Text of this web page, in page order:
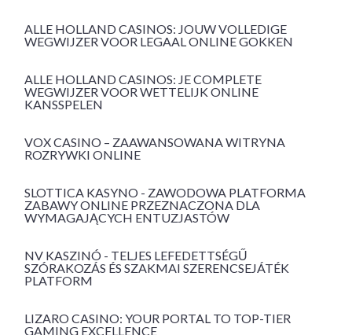
ALLE HOLLAND CASINOS: JOUW VOLLEDIGE
WEGWIJZER VOOR LEGAAL ONLINE GOKKEN
ALLE HOLLAND CASINOS: JE COMPLETE
WEGWIJZER VOOR WETTELIJK ONLINE
KANSSPELEN
VOX CASINO – ZAAWANSOWANA WITRYNA
ROZRYWKI ONLINE
SLOTTICA KASYNO - ZAWODOWA PLATFORMA
ZABAWY ONLINE PRZEZNACZONA DLA
WYMAGAJĄCYCH ENTUZJASTÓW
NV KASZINÓ - TELJES LEFEDETTSÉGŰ
SZÓRAKOZÁS ÉS SZAKMAI SZERENCSEJÁTÉK
PLATFORM
LIZARO CASINO: YOUR PORTAL TO TOP-TIER
GAMING EXCELLENCE